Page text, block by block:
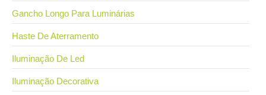
Gancho Longo Para Luminárias
Haste De Aterramento
Iluminação De Led
Iluminação Decorativa